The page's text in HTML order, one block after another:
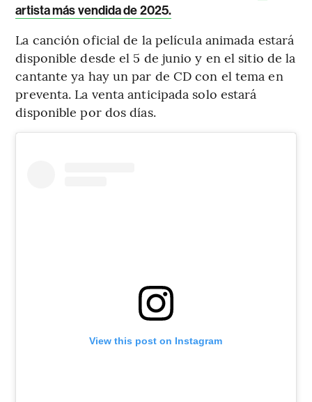
artista más vendida de 2025.
La canción oficial de la película animada estará
disponible desde el 5 de junio y en el sitio de la
cantante ya hay un par de CD con el tema en
preventa. La venta anticipada solo estará
disponible por dos días.
View this post on Instagram